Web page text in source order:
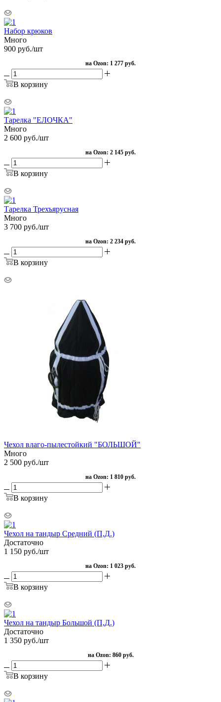
Набор крюков
Много
900 руб./шт
на Ozon: 1 277 руб.
В корзину
Тарелка "ЕЛОЧКА"
Много
2 600 руб./шт
на Ozon: 2 145 руб.
В корзину
Тарелка Трехъярусная
Много
3 700 руб./шт
на Ozon: 2 234 руб.
В корзину
Чехол влаго-пылестойкий "БОЛЬШОЙ"
Много
2 500 руб./шт
на Ozon: 1 810 руб.
В корзину
Чехол на тандыр Средний (П,Д.)
Достаточно
1 150 руб./шт
на Ozon: 1 023 руб.
В корзину
Чехол на тандыр Большой (П,Д.)
Достаточно
1 350 руб./шт
на Ozon: 860 руб.
В корзину